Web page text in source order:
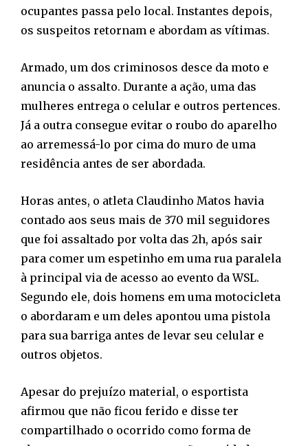
ocupantes passa pelo local. Instantes depois,
os suspeitos retornam e abordam as vítimas.
Armado, um dos criminosos desce da moto e
anuncia o assalto. Durante a ação, uma das
mulheres entrega o celular e outros pertences.
Já a outra consegue evitar o roubo do aparelho
ao arremessá-lo por cima do muro de uma
residência antes de ser abordada.
Horas antes, o atleta Claudinho Matos havia
contado aos seus mais de 370 mil seguidores
que foi assaltado por volta das 2h, após sair
para comer um espetinho em uma rua paralela
à principal via de acesso ao evento da WSL.
Segundo ele, dois homens em uma motocicleta
o abordaram e um deles apontou uma pistola
para sua barriga antes de levar seu celular e
outros objetos.
Apesar do prejuízo material, o esportista
afirmou que não ficou ferido e disse ter
compartilhado o ocorrido como forma de